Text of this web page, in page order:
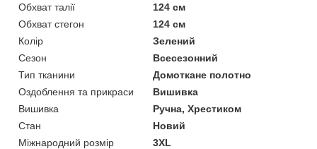
Обхват талії
124 см
Обхват стегон
124 см
Колір
Зелений
Сезон
Всесезонний
Тип тканини
Домоткане полотно
Оздоблення та прикраси
Вишивка
Вишивка
Ручна, Хрестиком
Стан
Новий
Міжнародний розмір
3XL